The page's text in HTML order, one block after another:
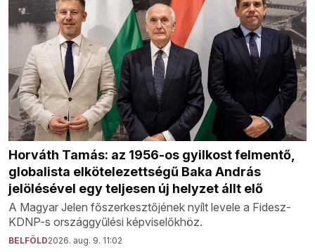
Horváth Tamás: az 1956-os gyilkost felmentő,
globalista elkötelezettségű Baka András
jelölésével egy teljesen új helyzet állt elő
A Magyar Jelen főszerkesztőjének nyílt levele a Fidesz-
KDNP-s országgyűlési képviselőkhöz.
BELFÖLD2026. aug. 9. 11:02